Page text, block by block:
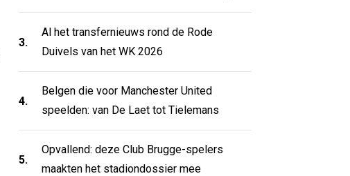
3.
Al het transfernieuws rond de Rode
Duivels van het WK 2026
4.
Belgen die voor Manchester United
speelden: van De Laet tot Tielemans
5.
Opvallend: deze Club Brugge-spelers
maakten het stadiondossier mee